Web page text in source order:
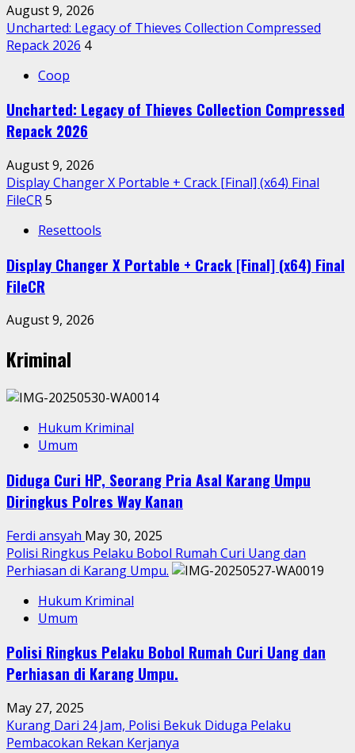
August 9, 2026
Uncharted: Legacy of Thieves Collection Compressed
Repack 2026 4
Coop
Uncharted: Legacy of Thieves Collection Compressed
Repack 2026
August 9, 2026
Display Changer X Portable + Crack [Final] (x64) Final
FileCR5
Resettools
Display Changer X Portable + Crack [Final] (x64) Final
FileCR
August 9, 2026
Kriminal
Hukum Kriminal
Umum
Diduga Curi HP, Seorang Pria Asal Karang Umpu
Diringkus Polres Way Kanan
Ferdi ansyah May 30, 2025
Polisi Ringkus Pelaku Bobol Rumah Curi Uang dan
Perhiasan di Karang Umpu.
Hukum Kriminal
Umum
Polisi Ringkus Pelaku Bobol Rumah Curi Uang dan
Perhiasan di Karang Umpu.
May 27, 2025
Kurang Dari 24 Jam, Polisi Bekuk Diduga Pelaku
Pembacokan Rekan Kerjanya